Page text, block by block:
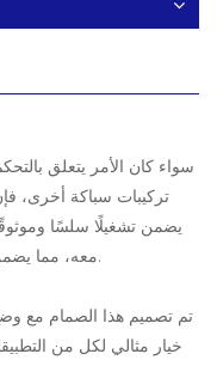
سواء كان الأمر يتعلق
يضمن تشغيلًا سلسًا
معه، مما يضمن ضبط تدفق المياه بكفاءة بمجرد لف بسيط.
تم تصميم هذا الصمام مع
خيار مثالي لكل من